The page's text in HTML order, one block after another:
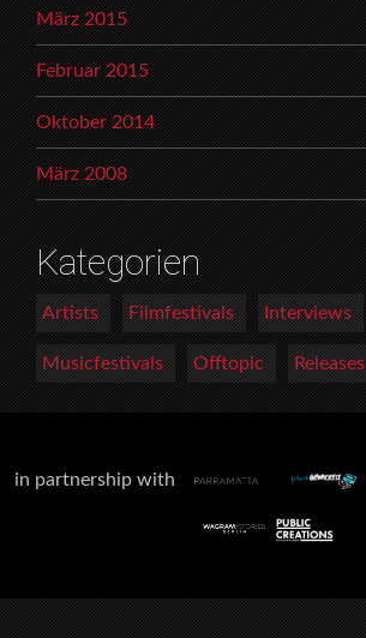
März 2015
Februar 2015
Oktober 2014
März 2008
Kategorien
Artists Filmfestivals Interviews
Musicfestivals Offtopic Releases
in partnership with